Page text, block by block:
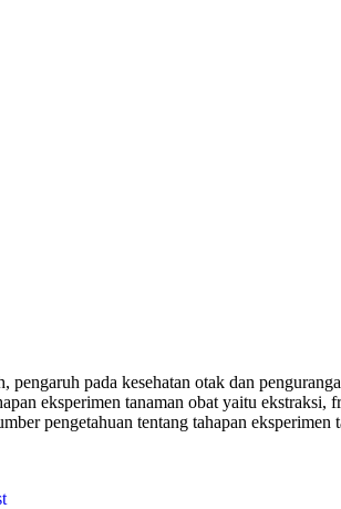
pada kesehatan otak dan
eksperimen tanaman obat yaitu ekstraksi,
pengetahuan tentang tahapan eksperimen